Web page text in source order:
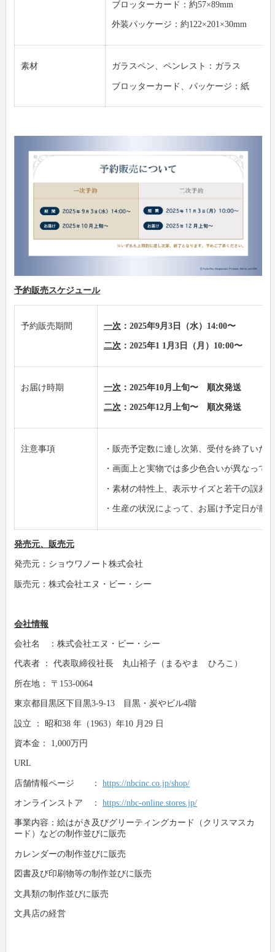
ブロッターカード：約57×89mm
外装パッケージ：約122×201×30mm
素材 ガラスペン、ペンレスト：ガラス
ブロッターカード、パッケージ：紙
予約販売スケジュール
予約販売期間 一次 ：2025年9月3日（水）14:00〜
二次 ：2025年1 1月3日（月）10:00〜
お届け時期 一次 ：2025年10月上旬〜 順次発送
二次 ：2025年12月上旬〜 順次発送
注意事項 ・販売予定数に達し次第、受付を終了いた
・画面上と実物では多少色合いが異なって
・素材の特性上、表示サイズと若干の誤差
・生産の状況によって、お届け予定日が前
発売元、販売元
発売元：ショウワノート株式会社
販売元：株式会社エヌ・ビー・シー
会社情報
会社名 ：株式会社エヌ・ビー・シー
代表者 ： 代表取締役社長 丸山裕子（まるやま ひろこ）
所在地： 〒153-0064
東京都目黒区下目黒3-9-13 目黒・炭やビル4階
設立 ： 昭和38 年（1963）年10 月29 日
資本金： 1,000万円
URL
店舗情報ページ ： https://nbcinc.co.jp/shop/
オンラインストア ： https://nbc-online.stores.jp/
事業内容：絵はがき及びグリーティングカード（クリスマスカ
ード）などの制作並びに販売
カレンダーの制作並びに販売
図書及び印刷物等の制作並びに販売
文具類の制作並びに販売
文具店の経営